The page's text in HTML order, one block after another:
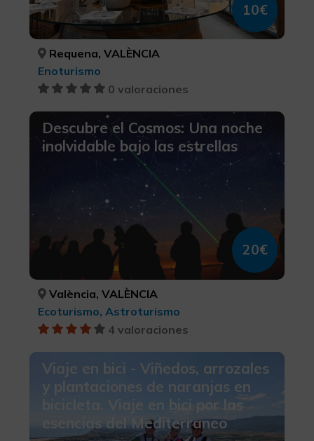
10€
Requena, VALÈNCIA
Enoturismo
0 valoraciones
Descubre el Cosmos: Una noche
inolvidable bajo las estrellas
20€
València, VALÈNCIA
Ecoturismo, Astroturismo
4 valoraciones
Viaje en bici - Viñedos, arrozales
y plantaciones de naranjas en
bicicleta. Viaje en bici por las
esencias del Mediterraneo